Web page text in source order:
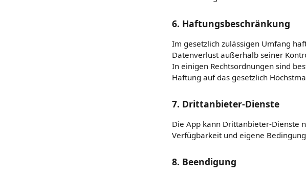
6. Haftungsbeschränkung
Im gesetzlich zulässigen Umfang
Datenverlust außerhalb seiner
In einigen Rechtsordnungen sind
Haftung auf das gesetzlich
7. Drittanbieter-Dienste
Die App kann Drittanbieter-Dienste
Verfügbarkeit und eigene
8. Beendigung